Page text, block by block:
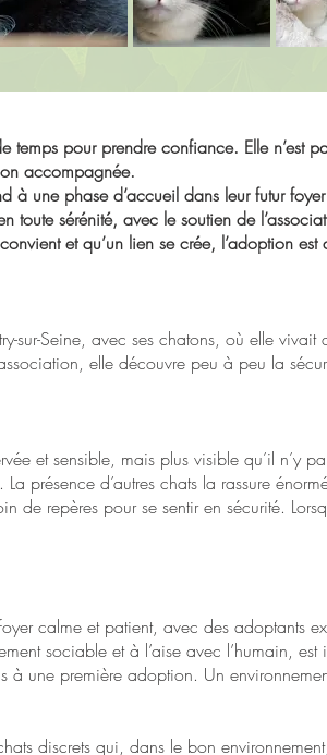
temps pour prendre confiance. Elle n’est
accompagnée.
à une phase d’accueil dans leur futur
toute sérénité, avec le soutien de
et qu’un lien se crée, l’adoption
sur-Seine, avec ses chatons, où elle
elle découvre peu à peu la
et sensible, mais plus visible qu’il
La présence d’autres chats la rassure
de repères pour se sentir en sécurité.
calme et patient, avec des adoptants
sociable et à l’aise avec l’humain,
à une première adoption. Un
discrets qui, dans le bon